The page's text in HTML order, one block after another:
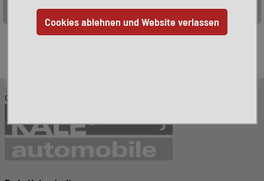
Sortieren:
© KALE-Automobile GmbH